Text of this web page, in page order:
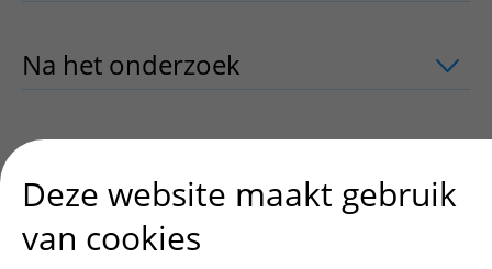
Na het onderzoek uitklapper, klik om
Contactuitklapper, klik om te openen
Deze website maakt gebruik
van cookies